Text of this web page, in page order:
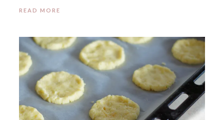
READ MORE